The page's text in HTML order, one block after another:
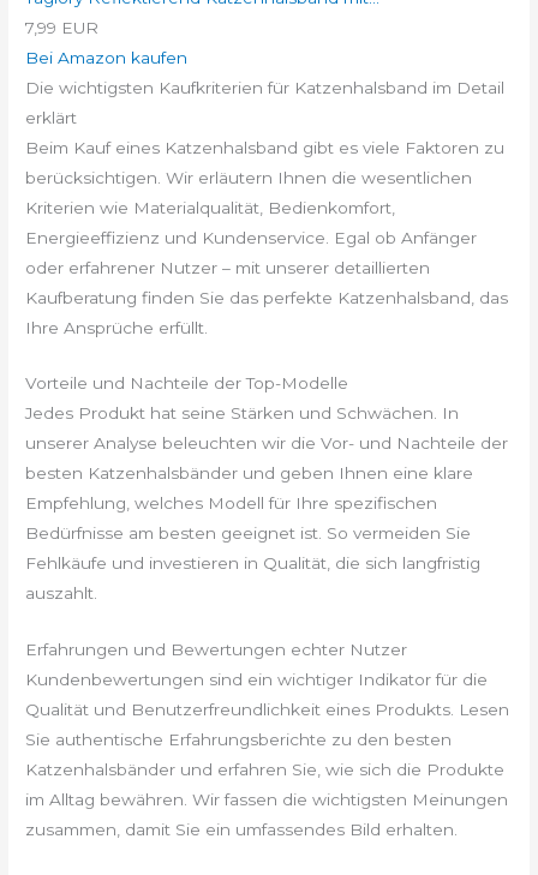
7,99 EUR
Bei Amazon kaufen
Die wichtigsten Kaufkriterien für Katzenhalsband im Detail
erklärt
Beim Kauf eines Katzenhalsband gibt es viele Faktoren zu
berücksichtigen. Wir erläutern Ihnen die wesentlichen
Kriterien wie Materialqualität, Bedienkomfort,
Energieeffizienz und Kundenservice. Egal ob Anfänger
oder erfahrener Nutzer – mit unserer detaillierten
Kaufberatung finden Sie das perfekte Katzenhalsband, das
Ihre Ansprüche erfüllt.
Vorteile und Nachteile der Top-Modelle
Jedes Produkt hat seine Stärken und Schwächen. In
unserer Analyse beleuchten wir die Vor- und Nachteile der
besten Katzenhalsbänder und geben Ihnen eine klare
Empfehlung, welches Modell für Ihre spezifischen
Bedürfnisse am besten geeignet ist. So vermeiden Sie
Fehlkäufe und investieren in Qualität, die sich langfristig
auszahlt.
Erfahrungen und Bewertungen echter Nutzer
Kundenbewertungen sind ein wichtiger Indikator für die
Qualität und Benutzerfreundlichkeit eines Produkts. Lesen
Sie authentische Erfahrungsberichte zu den besten
Katzenhalsbänder und erfahren Sie, wie sich die Produkte
im Alltag bewähren. Wir fassen die wichtigsten Meinungen
zusammen, damit Sie ein umfassendes Bild erhalten.